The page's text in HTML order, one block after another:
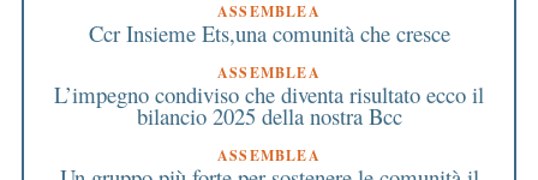
ASSEMBLEA
Ccr Insieme Ets,una comunità che cresce
ASSEMBLEA
L’impegno condiviso che diventa risultato ecco il
bilancio 2025 della nostra Bcc
ASSEMBLEA